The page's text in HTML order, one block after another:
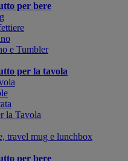
per bere
e Tumbler
per la tavola
la Tavola
travel mug e lunchbox
per bere